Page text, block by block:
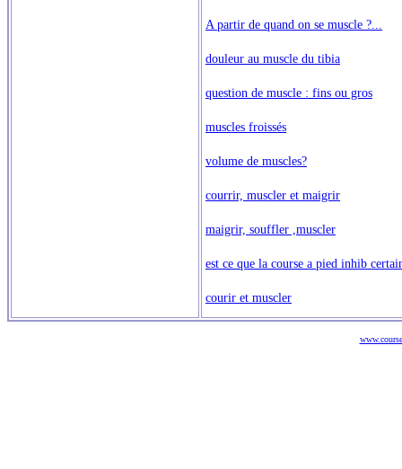
A partir de quand on se muscle ?...
douleur au muscle du tibia
question de muscle : fins ou gros
muscles froissés
volume de muscles?
courrir, muscler et maigrir
maigrir, souffler ,muscler
est ce que la course a pied inhib
courir et muscler